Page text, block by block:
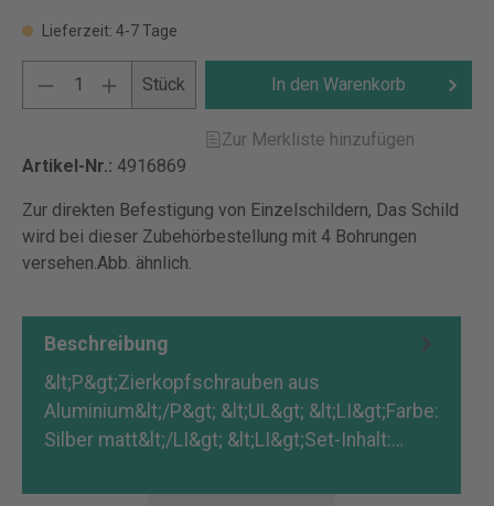
Lieferzeit: 4-7 Tage
Stück In den Warenkorb
Zur Merkliste hinzufügen
Artikel-Nr.: 4916869
Zur direkten Befestigung von Einzelschildern, Das Schild
wird bei dieser Zubehörbestellung mit 4 Bohrungen
versehen.Abb. ähnlich.
Beschreibung
&lt;P&gt;Zierkopfschrauben aus
Aluminium&lt;/P&gt; &lt;UL&gt; &lt;LI&gt;Farbe:
Silber matt&lt;/LI&gt; &lt;LI&gt;Set-Inhalt:…